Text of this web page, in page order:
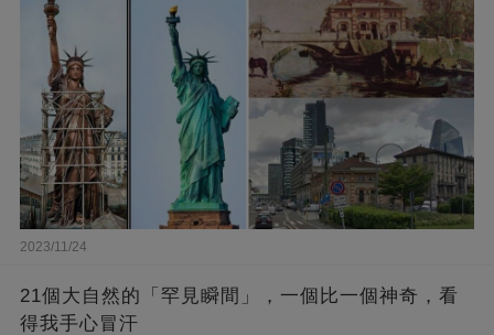
2023/11/24
21個大自然的「罕見瞬間」，一個比一個神奇，看
得我手心冒汗